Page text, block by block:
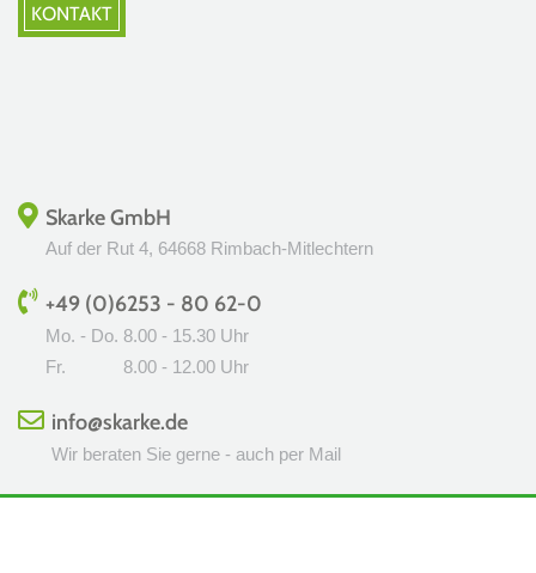
KONTAKT
Skarke GmbH
Auf der Rut 4, 64668 Rimbach-Mitlechtern
+49 (0)6253 - 80 62-0
Mo. - Do. 8.00 - 15.30 Uhr
Fr.
8.00 - 12.00 Uhr
info@skarke.de
Wir beraten Sie gerne - auch per Mail